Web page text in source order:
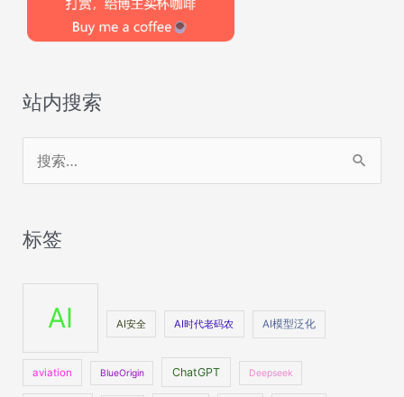
站内搜索
索
标签
AI AI安全 AI时代老码农 AI模型泛化
aviation BlueOrigin ChatGPT Deepseek